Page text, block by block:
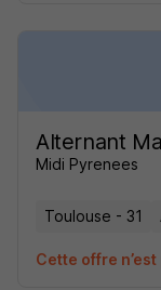
Alternant
Midi Pyrenees
Toulouse - 31
Cette offre